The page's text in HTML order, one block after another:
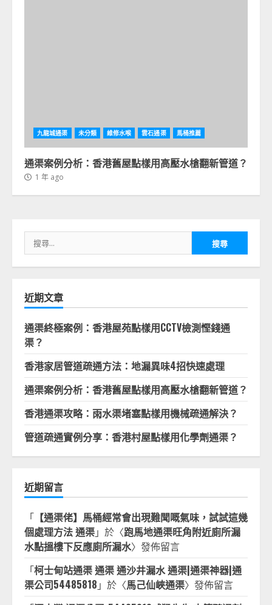
九龍城通渠 未分類 維修水喉 雲石通渠 馬桶推薦
通渠案例分析：香港舊屋點樣用高壓水槍翻新管道？
1 年 ago
尋
關
字:
近期文章
通渠終極案例：香港屋苑點樣用CCTV檢測慳錢通
渠？
香港家居管道疏通方法：地漏異味4招快速處理
通渠案例分析：香港舊屋點樣用高壓水槍翻新管道？
香港通渠攻略：雨水渠堵塞點樣用機械疏通解決？
管道疏通實例分享：香港村屋點樣用化學劑通渠？
近期留言
「 【通渠佬】馬桶經常會出現難聞嘅氣味，試試這幾
個處理方法 通渠」於〈跑馬地通渠旺角附近廁所漏
水點搵樓下反應廁所漏水〉發佈留言
「柯士甸站通渠 通渠 通沙井漏水 通渠|通渠神器|通
渠公司54485818 」於〈馬己仙峽通渠〉發佈留言